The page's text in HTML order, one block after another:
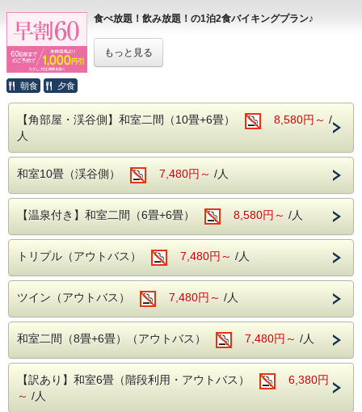
・本館大浴場
【営業時間】5:00～10:00/14:00～23:00
・別館大浴場
・別館野天風呂・内湯
【営業時間】男性 15:00～23:00／女性 5:00
〇自然に抱かれた山楽荘の露天風呂〇
本館の露天風呂は片品渓谷の流れを感じなが
ら入浴でき
秋は紅葉を冬は雪見をしながらの入浴にも風
情があります。
■館内設備■
・カラオケ
・卓球
・麻雀ルーム（手積み麻雀卓）
さん。
楽しくホテルライフをお過ごしください。
食べ放題！飲み放題！の1泊2食バイキングプラン♪
お一人様あたり本体価格より1,000円割引き、おトクにお泊
りいただけます
宿泊日数の短縮、減員、日程の変更もキャンセル料が発生し
（早割プラン補足）
30日前よりご宿泊料金の5％
7日前よりご宿泊料金の20％
前日・・・ご宿泊料金の40％
当日・・・ご宿泊料金の50％
無連絡不泊・・ご宿泊料金の100％
のキャンセル料が発生します。
こちらのプランはご予約後に変更またはキャンセルすると
キャンセルポリシーに基づき、キャンセル料が発生いたしま
予めご了承ください。
※人数減、日程変更、宿泊施設変更についてもキャンセル料
もっと見る
朝食 夕食
【角部屋・渓谷側】和室二間（10畳+6畳） 8,580円～ /
人
和室10畳（渓谷側） 7,480円～ /人
【温泉付き】和室二間（6畳+6畳） 8,580円～ /人
トリプル（アウトバス） 7,480円～ /人
ツイン（アウトバス） 7,480円～ /人
和室二間（8畳+6畳）（アウトバス） 7,480円～ /人
【訳あり】和室6畳（階段利用・アウトバス）
6,380円
～ /人